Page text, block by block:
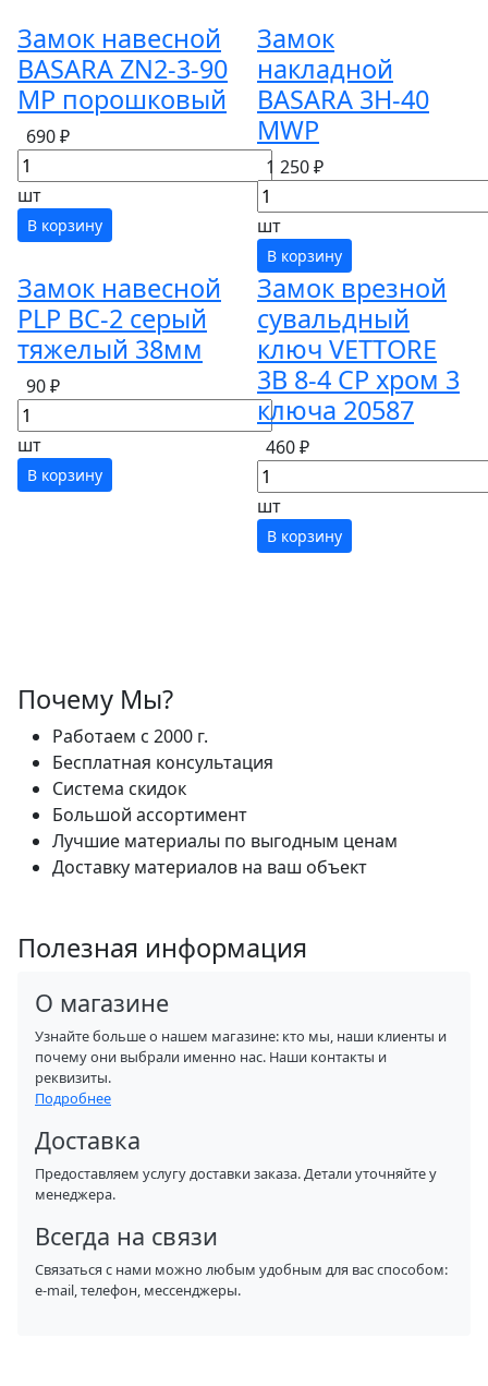
Замок навесной
BASARA ZN2-3-90
МР порошковый
690 ₽
шт
В корзину
Замок
накладной
BASARA 3H-40
MWP
1 250 ₽
шт
В корзину
Замок навесной
PLP BC-2 серый
тяжелый 38мм
90 ₽
шт
В корзину
Замок врезной
сувальдный
ключ VETTORE
3B 8-4 СР хром 3
ключа 20587
460 ₽
шт
В корзину
Почему Мы?
Работаем с 2000 г.
Бесплатная консультация
Система скидок
Большой ассортимент
Лучшие материалы по выгодным ценам
Доставку материалов на ваш объект
Полезная информация
О магазине
Узнайте больше о нашем магазине: кто мы, наши клиенты и
почему они выбрали именно нас. Наши контакты и
реквизиты.
Подробнее
Доставка
Предоставляем услугу доставки заказа. Детали уточняйте у
менеджера.
Всегда на связи
Связаться с нами можно любым удобным для вас способом:
e-mail, телефон, мессенджеры.